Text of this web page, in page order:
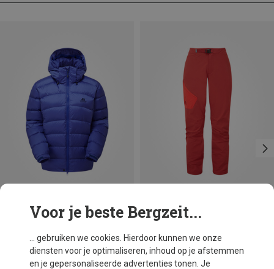
+1 Maten
Mountain Equipment
Dames Lightline Jas
€ 341,95
S M L
XL
Je bespaart 42%
Voor je beste Bergzeit...
... gebruiken we cookies. Hierdoor kunnen we onze
diensten voor je optimaliseren, inhoud op je afstemmen
en je gepersonaliseerde advertenties tonen. Je